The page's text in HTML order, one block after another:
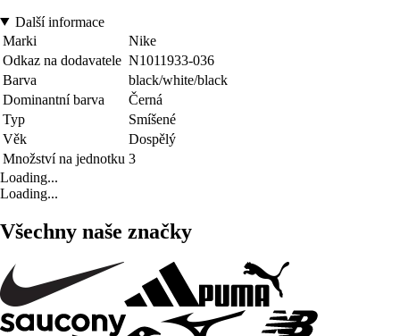
Další informace
Marki
Nike
Odkaz na dodavatele N1011933-036
Barva
black/white/black
Dominantní barva
Černá
Typ
Smíšené
Věk
Dospělý
Množství na jednotku 3
Loading...
Loading...
Všechny naše značky